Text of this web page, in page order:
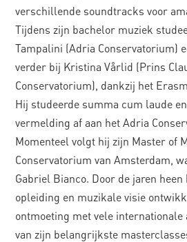
verschillende soundtracks voor
Tijdens zijn bachelor muziek
Tampalini (Adria Conservatorium)
verder bij Kristina Vårlid (Prins
Conservatorium), dankzij het
Hij studeerde summa cum laude
vermelding af aan het Adria
Momenteel volgt hij zijn Master of
Conservatorium van Amsterdam,
Gabriel Bianco. Door de jaren
opleiding en muzikale visie
ontmoeting met vele
van zijn belangrijkste